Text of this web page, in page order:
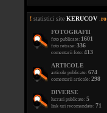
! statistici site KERUCOV ro
FOTOGRAFII
foto publicate: 1601
foto retrase: 336
comentarii foto: 413
ARTICOLE
articole publicate: 674
comentarii articole: 298
DIVERSE
lucrari publicate: 5
link-uri recomandate: 71